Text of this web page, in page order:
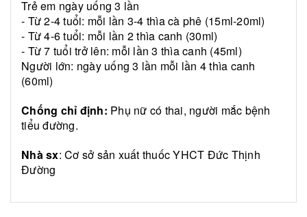
Trẻ em ngày uống 3 lần
- Từ 2-4 tuổi: mỗi lần 3-4 thìa cà phê (15ml-20ml)
- Từ 4-6 tuổi: mỗi lần 2 thìa canh (30ml)
- Từ 7 tuổi trở lên: mỗi lần 3 thìa canh (45ml)
Người lớn: ngày uống 3 lần mỗi lần 4 thìa canh
(60ml)
Chống chỉ định: Phụ nữ có thai, người mắc bệnh
tiểu đường.
Nhà sx: Cơ sở sản xuất thuốc YHCT Đức Thịnh
Đường